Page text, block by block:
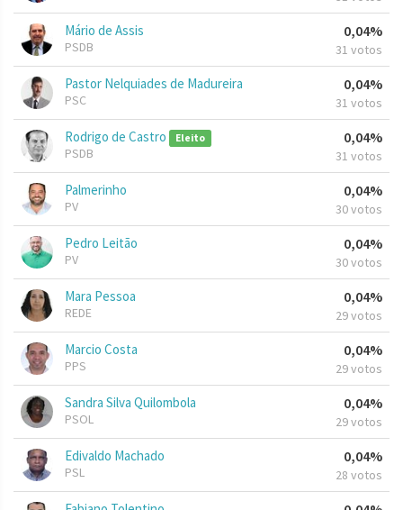
Mário de Assis
PSDB
0,04%
31 votos
Pastor Nelquiades de Madureira
PSC
0,04%
31 votos
Rodrigo de Castro Eleito
PSDB
0,04%
31 votos
Palmerinho
PV
0,04%
30 votos
Pedro Leitão
PV
0,04%
30 votos
Mara Pessoa
REDE
0,04%
29 votos
Marcio Costa
PPS
0,04%
29 votos
Sandra Silva Quilombola
PSOL
0,04%
29 votos
Edivaldo Machado
PSL
0,04%
28 votos